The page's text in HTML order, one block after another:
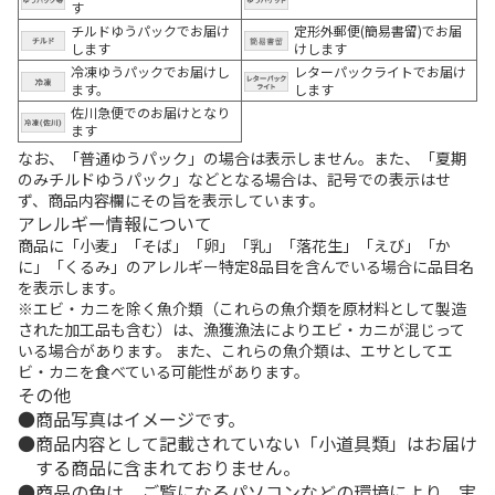
す
チルドゆうパックでお届け
します
定形外郵便(簡易書留)でお届
けします
冷凍ゆうパックでお届けし
ます。
レターパックライトでお届け
します
佐川急便でのお届けとなり
ます
なお、「普通ゆうパック」の場合は表示しません。また、「夏期
のみチルドゆうパック」などとなる場合は、記号での表示はせ
ず、商品内容欄にその旨を表示しています。
アレルギー情報について
商品に「小麦」「そば」「卵」「乳」「落花生」「えび」「か
に」「くるみ」のアレルギー特定8品目を含んでいる場合に品目名
を表示します。
※エビ・カニを除く魚介類（これらの魚介類を原材料として製造
された加工品も含む）は、漁獲漁法によりエビ・カニが混じって
いる場合があります。 また、これらの魚介類は、エサとしてエ
ビ・カニを食べている可能性があります。
その他
商品写真はイメージです。
商品内容として記載されていない「小道具類」はお届け
する商品に含まれておりません。